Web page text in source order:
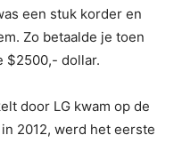
een stuk korder en
Zo betaalde je toen
$2500,- dollar.
door LG kwam op de
2012, werd het eerste